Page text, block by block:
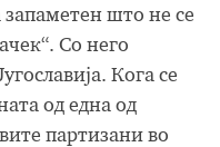
што не се
Со него
Кога се
од една од
партизани во